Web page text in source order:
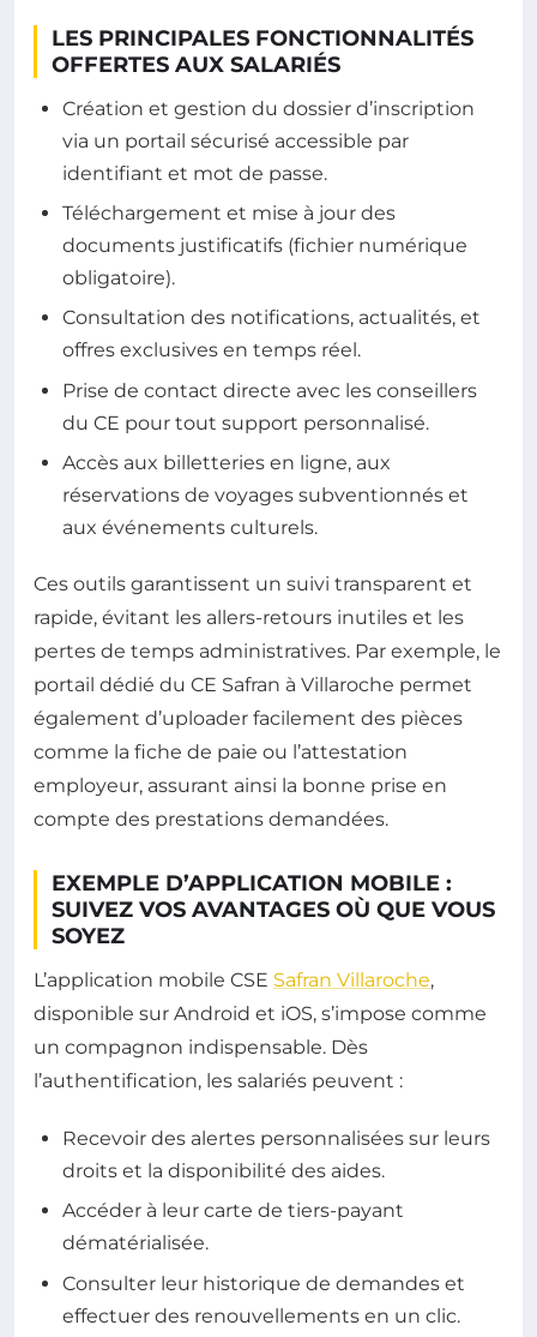
LES PRINCIPALES FONCTIONNALITÉS
OFFERTES AUX SALARIÉS
Création et gestion du dossier d’inscription
via un portail sécurisé accessible par
identifiant et mot de passe.
Téléchargement et mise à jour des
documents justificatifs (fichier numérique
obligatoire).
Consultation des notifications, actualités, et
offres exclusives en temps réel.
Prise de contact directe avec les conseillers
du CE pour tout support personnalisé.
Accès aux billetteries en ligne, aux
réservations de voyages subventionnés et
aux événements culturels.
Ces outils garantissent un suivi transparent et
rapide, évitant les allers-retours inutiles et les
pertes de temps administratives. Par exemple, le
portail dédié du CE Safran à Villaroche permet
également d’uploader facilement des pièces
comme la fiche de paie ou l’attestation
employeur, assurant ainsi la bonne prise en
compte des prestations demandées.
EXEMPLE D’APPLICATION MOBILE :
SUIVEZ VOS AVANTAGES OÙ QUE VOUS
SOYEZ
L’application mobile CSE Safran Villaroche,
disponible sur Android et iOS, s’impose comme
un compagnon indispensable. Dès
l’authentification, les salariés peuvent :
Recevoir des alertes personnalisées sur leurs
droits et la disponibilité des aides.
Accéder à leur carte de tiers-payant
dématérialisée.
Consulter leur historique de demandes et
effectuer des renouvellements en un clic.